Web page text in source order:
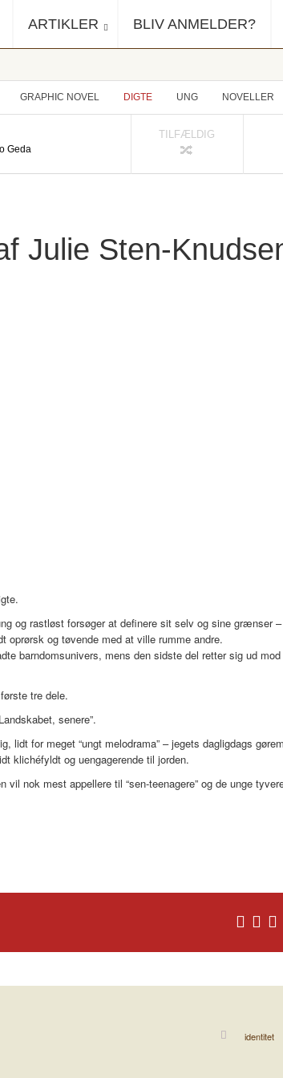
ARTIKLER BLIV ANMELDER?
GRAPHIC NOVEL DIGTE UNG NOVELLER
Geda
TILFÆLDIG
Julie Sten-
og rastløst forsøger at definere sit selv og sine grænser
og tøvende med at ville rumme andre.
barndomsunivers, mens den sidste del retter sig ud mod
tre dele.
senere”.
lidt for meget “ungt melodrama” – jegets dagligdags
klichéfyldt og uengagerende til jorden.
vil nok mest appellere til “sen-teenagere” og de unge
identitet